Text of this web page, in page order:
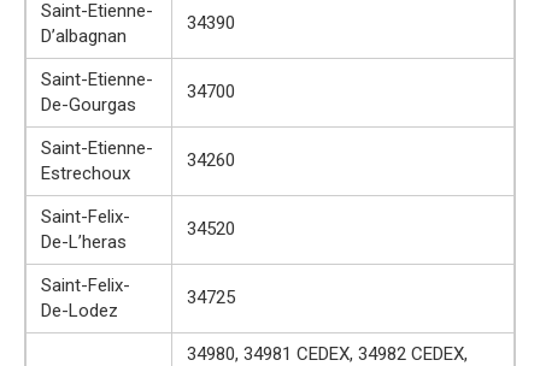
Saint-Etienne-
D’albagnan
34390
Saint-Etienne-
De-Gourgas
34700
Saint-Etienne-
Estrechoux
34260
Saint-Felix-
De-L’heras
34520
Saint-Felix-
De-Lodez
34725
34980, 34981 CEDEX, 34982 CEDEX,